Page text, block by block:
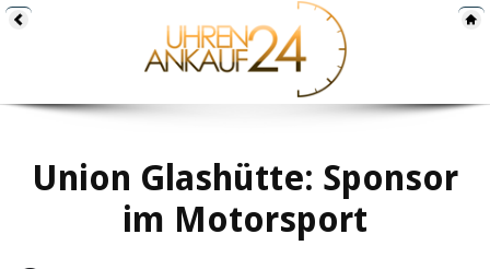
Union Glashütte: Sponsor
im Motorsport